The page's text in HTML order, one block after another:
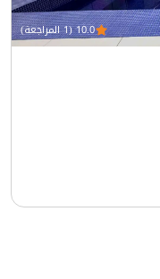
10.0 (1 المراجعة)